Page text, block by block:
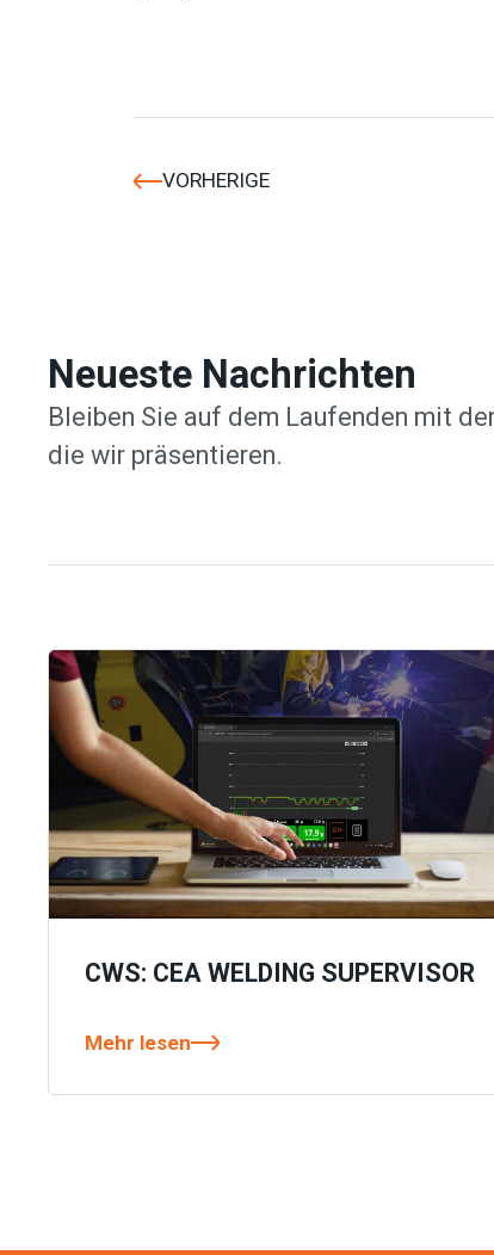
VORHERIGE
Neueste Nachrichten
Bleiben Sie auf dem Laufenden mit
die wir präsentieren.
CWS: CEA WELDING SUPERVISOR
Mehr lesen